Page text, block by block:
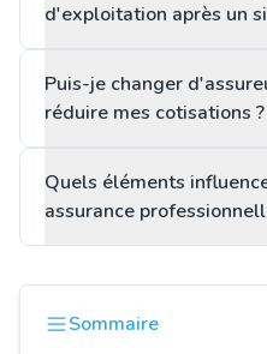
d'exploitation après un
Puis-je changer
réduire mes cotisations ?
Quels éléments
assurance
Sommaire